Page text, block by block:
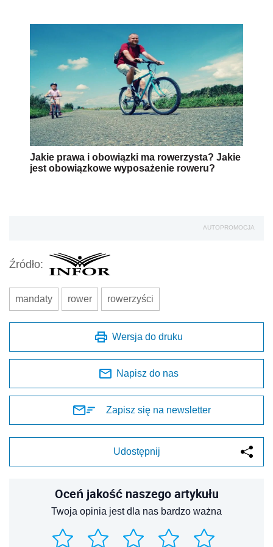
Jakie prawa i obowiązki ma rowerzysta? Jakie
jest obowiązkowe wyposażenie roweru?
AUTOPROMOCJA
Źródło:
mandaty rower rowerzyści
Wersja do druku
Napisz do nas
Zapisz się na newsletter
Udostępnij
Oceń jakość naszego artykułu
Twoja opinia jest dla nas bardzo ważna